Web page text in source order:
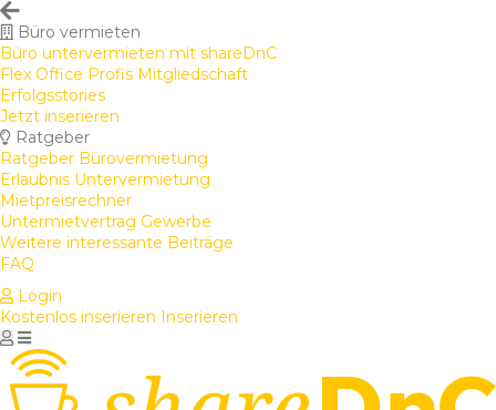
Büro vermieten
Büro untervermieten mit shareDnC
Flex Office Profis Mitgliedschaft
Erfolgsstories
Jetzt inserieren
Ratgeber
Ratgeber Bürovermietung
Erlaubnis Untervermietung
Mietpreisrechner
Untermietvertrag Gewerbe
Weitere interessante Beiträge
FAQ
Login
Kostenlos inserieren Inserieren